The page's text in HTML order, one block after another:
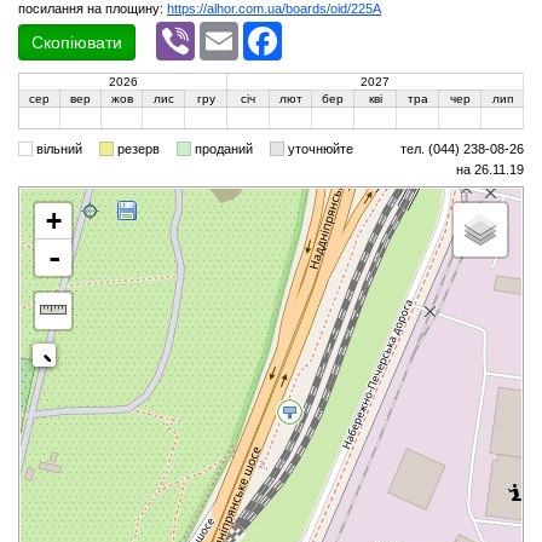
посилання на площину: https://alhor.com.ua/boards/oid/225A
Скопіювати
Viber Email
2026
2027
сер
вер жов лис гру січ лют бер кві тра чер лип
вільний резерв проданий уточнюйте
тел. (044) 238-08-26
на 26.11.19
+
-